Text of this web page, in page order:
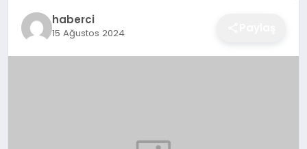
EĞITIMhaberci
15 Ağustos 2024